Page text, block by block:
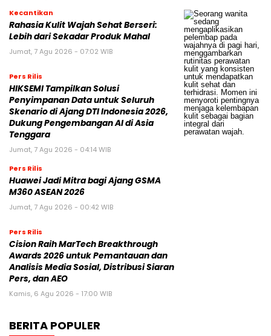
Kecantikan
Rahasia Kulit Wajah Sehat Berseri:
Lebih dari Sekadar Produk Mahal
Jumat, 7 Agu 2026 - 07:02 WIB
Pers Rilis
HIKSEMI Tampilkan Solusi
Penyimpanan Data untuk Seluruh
Skenario di Ajang DTI Indonesia 2026,
Dukung Pengembangan AI di Asia
Tenggara
Jumat, 7 Agu 2026 - 04:14 WIB
Pers Rilis
Huawei Jadi Mitra bagi Ajang GSMA
M360 ASEAN 2026
Jumat, 7 Agu 2026 - 00:42 WIB
Pers Rilis
Cision Raih MarTech Breakthrough
Awards 2026 untuk Pemantauan dan
Analisis Media Sosial, Distribusi Siaran
Pers, dan AEO
Kamis, 6 Agu 2026 - 17:00 WIB
BERITA POPULER